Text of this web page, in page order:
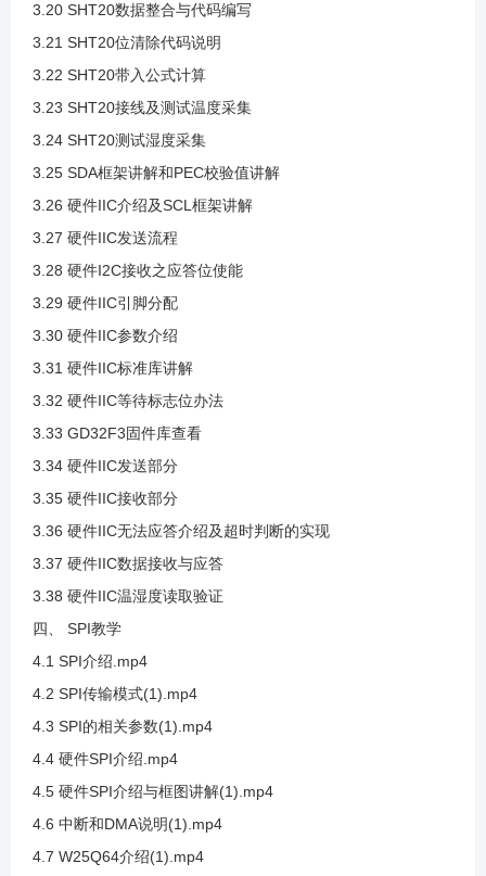
3.9 IIC通信过程
3.10 IIC读写时序案例
3.11 创建IIC模板工程
3.12 新文件导入工程
3.13 引脚分配
3.14 引脚配置与开漏输出模式介绍
3.19 SHT20数据换算说明(1)
3.20 SHT20数据整合与代码编写
3.21 SHT20位清除代码说明
3.20 SHT20数据整合与代码编写
3.21 SHT20位清除代码说明
3.22 SHT20带入公式计算
3.23 SHT20接线及测试温度采集
3.24 SHT20测试湿度采集
3.25 SDA框架讲解和PEC校验值讲解
3.26 硬件IIC介绍及SCL框架讲解
3.27 硬件IIC发送流程
3.28 硬件I2C接收之应答位使能
3.29 硬件IIC引脚分配
3.30 硬件IIC参数介绍
3.31 硬件IIC标准库讲解
3.32 硬件IIC等待标志位办法
3.33 GD32F3固件库查看
3.34 硬件IIC发送部分
3.35 硬件IIC接收部分
3.36 硬件IIC无法应答介绍及超时判断的实现
3.37 硬件IIC数据接收与应答
3.38 硬件IIC温湿度读取验证
四、 SPI教学
4.1 SPI介绍.mp4
4.2 SPI传输模式(1).mp4
4.3 SPI的相关参数(1).mp4
4.4 硬件SPI介绍.mp4
4.5 硬件SPI介绍与框图讲解(1).mp4
4.6 中断和DMA说明(1).mp4
4.7 W25Q64介绍(1).mp4